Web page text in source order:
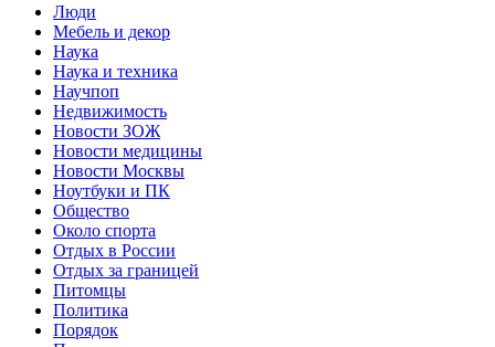
Люди
Мебель и декор
Наука
Наука и техника
Научпоп
Недвижимость
Новости ЗОЖ
Новости медицины
Новости Москвы
Ноутбуки и ПК
Общество
Около спорта
Отдых в России
Отдых за границей
Питомцы
Политика
Порядок